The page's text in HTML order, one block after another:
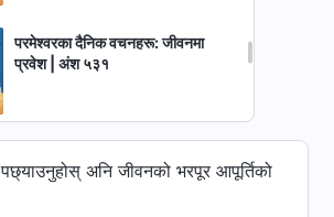
परमेश्‍वरका दैनिक वचनहरू: जीवनमा
प्रवेश | अंश ५३१
प्रवेश | अंश ५३२अनि जीवनको भरपूर आपूर्तिको